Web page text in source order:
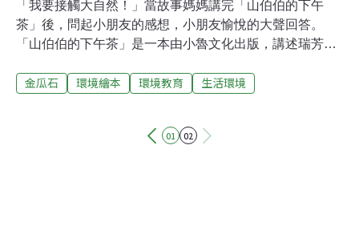
「我要接觸大自然！」當故事媽媽講完「山伯伯的下午
茶」後，問起小朋友的感想，小朋友愉悅的大聲回答。
「山伯伯的下午茶」是一本由小魯文化出版，講述瑞芳金
時，巧遇「小金靈」並跟隨他加入山伯伯的下午茶，所發
與小孩為題材所繪的「誰在敲門」，更獲得信誼幼兒文學
金瓜石 環境繪本 環境教育 生活環境
01 02